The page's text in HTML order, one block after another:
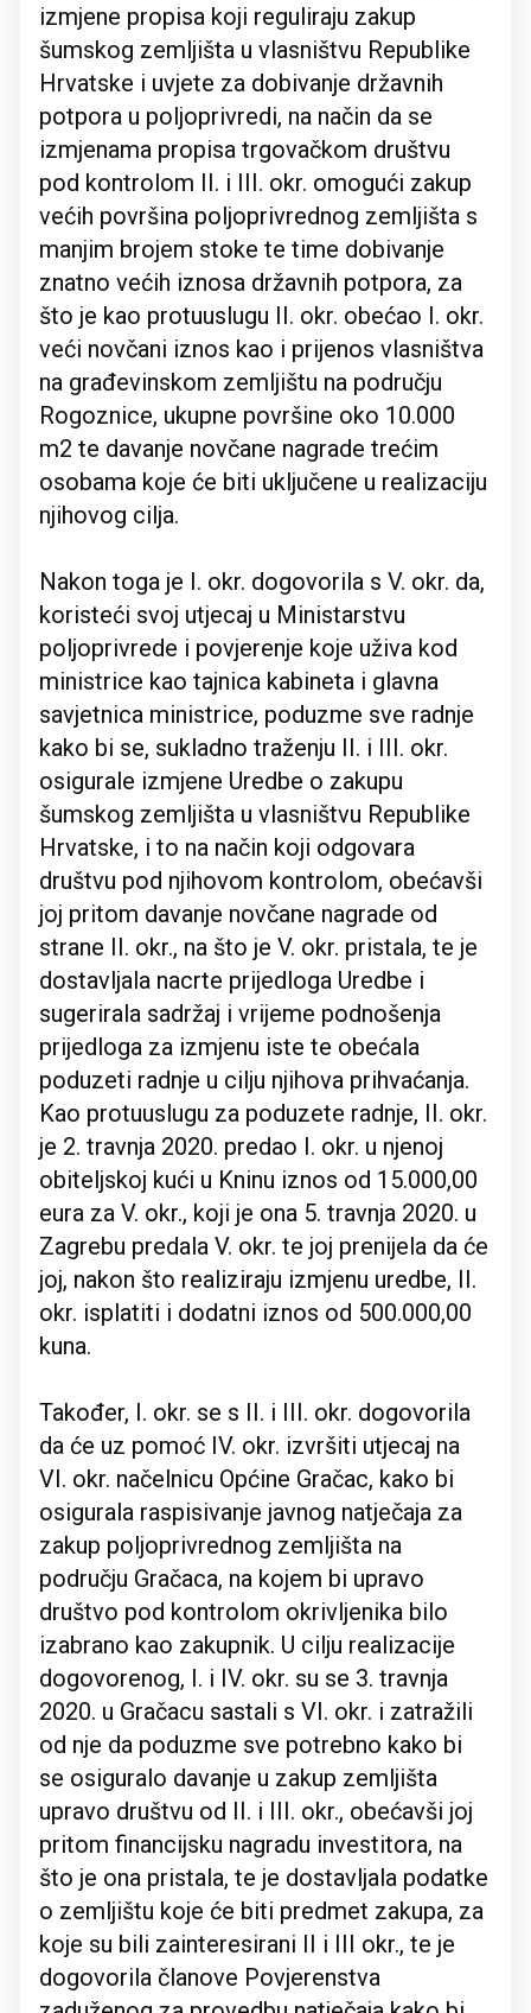
izmjene propisa koji reguliraju zakup
šumskog zemljišta u vlasništvu Republike
Hrvatske i uvjete za dobivanje državnih
potpora u poljoprivredi, na način da se
izmjenama propisa trgovačkom društvu
pod kontrolom II. i III. okr. omogući zakup
većih površina poljoprivrednog zemljišta s
manjim brojem stoke te time dobivanje
znatno većih iznosa državnih potpora, za
što je kao protuuslugu II. okr. obećao I. okr.
veći novčani iznos kao i prijenos vlasništva
na građevinskom zemljištu na području
Rogoznice, ukupne površine oko 10.000
m2 te davanje novčane nagrade trećim
osobama koje će biti uključene u realizaciju
njihovog cilja.
Nakon toga je I. okr. dogovorila s V. okr. da,
koristeći svoj utjecaj u Ministarstvu
poljoprivrede i povjerenje koje uživa kod
ministrice kao tajnica kabineta i glavna
savjetnica ministrice, poduzme sve radnje
kako bi se, sukladno traženju II. i III. okr.
osigurale izmjene Uredbe o zakupu
šumskog zemljišta u vlasništvu Republike
Hrvatske, i to na način koji odgovara
društvu pod njihovom kontrolom, obećavši
joj pritom davanje novčane nagrade od
strane II. okr., na što je V. okr. pristala, te je
dostavljala nacrte prijedloga Uredbe i
sugerirala sadržaj i vrijeme podnošenja
prijedloga za izmjenu iste te obećala
poduzeti radnje u cilju njihova prihvaćanja.
Kao protuuslugu za poduzete radnje, II. okr.
je 2. travnja 2020. predao I. okr. u njenoj
obiteljskoj kući u Kninu iznos od 15.000,00
eura za V. okr., koji je ona 5. travnja 2020. u
Zagrebu predala V. okr. te joj prenijela da će
joj, nakon što realiziraju izmjenu uredbe, II.
okr. isplatiti i dodatni iznos od 500.000,00
kuna.
Također, I. okr. se s II. i III. okr. dogovorila
da će uz pomoć IV. okr. izvršiti utjecaj na
VI. okr. načelnicu Općine Gračac, kako bi
osigurala raspisivanje javnog natječaja za
zakup poljoprivrednog zemljišta na
području Gračaca, na kojem bi upravo
društvo pod kontrolom okrivljenika bilo
izabrano kao zakupnik. U cilju realizacije
dogovorenog, I. i IV. okr. su se 3. travnja
2020. u Gračacu sastali s VI. okr. i zatražili
od nje da poduzme sve potrebno kako bi
se osiguralo davanje u zakup zemljišta
upravo društvu od II. i III. okr., obećavši joj
pritom financijsku nagradu investitora, na
što je ona pristala, te je dostavljala podatke
o zemljištu koje će biti predmet zakupa, za
koje su bili zainteresirani II i III okr., te je
dogovorila članove Povjerenstva